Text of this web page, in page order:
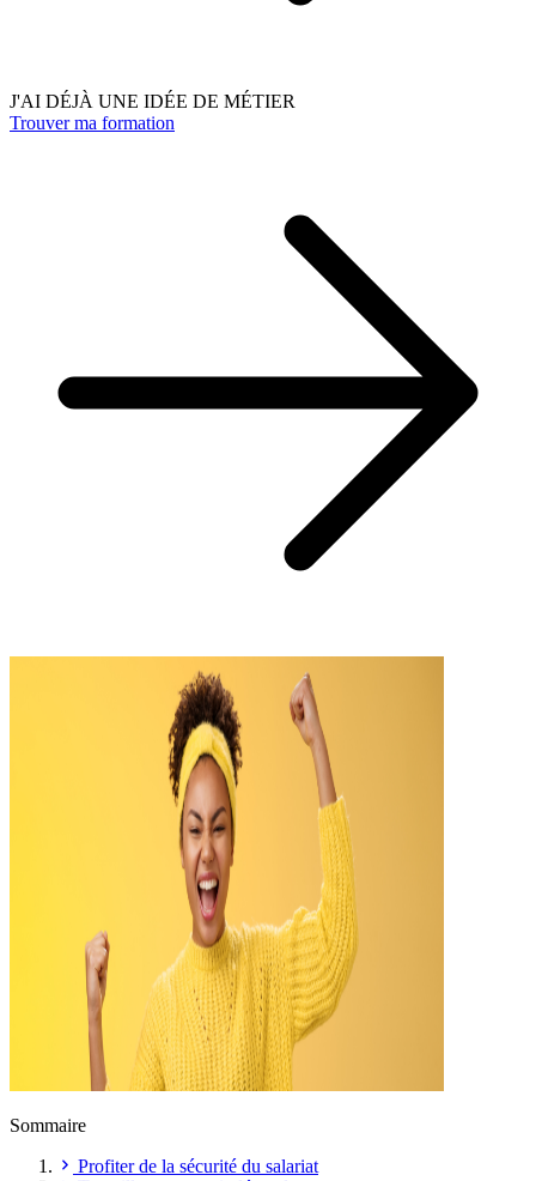
J'AI DÉJÀ UNE IDÉE DE MÉTIER
Trouver ma formation
Sommaire
Profiter de la sécurité du salariat